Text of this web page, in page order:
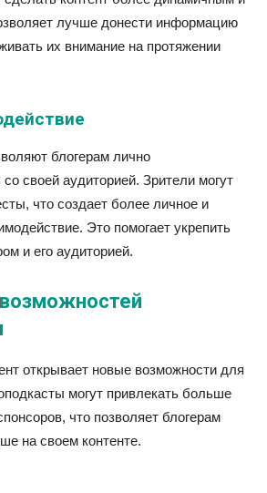
лучше донести информацию
их внимание на протяжении
блогерам лично
своей аудиторией. Зрители могут
что создает более личное и
Это помогает укрепить
и его аудиторией.
открывает новые возможности для
могут привлекать больше
что позволяет блогерам
на своем контенте.